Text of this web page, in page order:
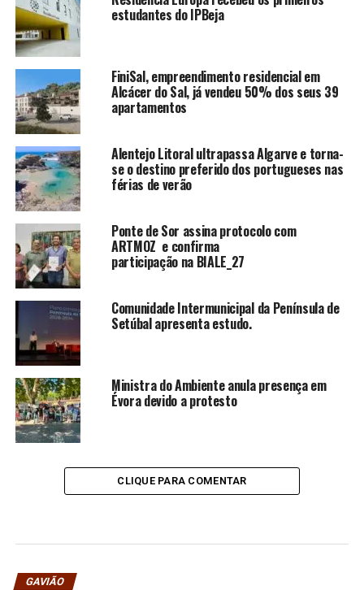
estudantes do IPBeja
FiniSal, empreendimento residencial em
Alcácer do Sal, já vendeu 50% dos seus 39
apartamentos
Alentejo Litoral ultrapassa Algarve e torna-
se o destino preferido dos portugueses nas
férias de verão
Ponte de Sor assina protocolo com
ARTMOZ e confirma
participação na BIALE_27
Comunidade Intermunicipal da Península de
Setúbal apresenta estudo.
Ministra do Ambiente anula presença em
Évora devido a protesto
CLIQUE PARA COMENTAR
GAVIÃO